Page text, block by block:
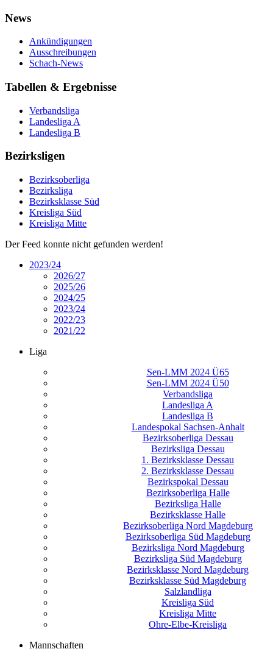
News
Ankündigungen
Ausschreibungen
Schach-News
Tabellen & Ergebnisse
Verbandsliga
Landesliga A
Landesliga B
Bezirksligen
Bezirksoberliga
Bezirksliga
Bezirksklasse Süd
Kreisliga Süd
Kreisliga Mitte
Der Feed konnte nicht gefunden werden!
2023/24
2026/27
2025/26
2024/25
2023/24
2022/23
2021/22
Liga
Sen-LMM 2024 Ü65
Sen-LMM 2024 Ü50
Verbandsliga
Landesliga A
Landesliga B
Landespokal Sachsen-Anhalt
Bezirksoberliga Dessau
Bezirksliga Dessau
1. Bezirksklasse Dessau
2. Bezirksklasse Dessau
Bezirkspokal Dessau
Bezirksoberliga Halle
Bezirksliga Halle
Bezirksklasse Halle
Bezirksoberliga Nord Magdeburg
Bezirksoberliga Süd Magdeburg
Bezirksliga Nord Magdeburg
Bezirksliga Süd Magdeburg
Bezirksklasse Nord Magdeburg
Bezirksklasse Süd Magdeburg
Salzlandliga
Kreisliga Süd
Kreisliga Mitte
Ohre-Elbe-Kreisliga
Mannschaften